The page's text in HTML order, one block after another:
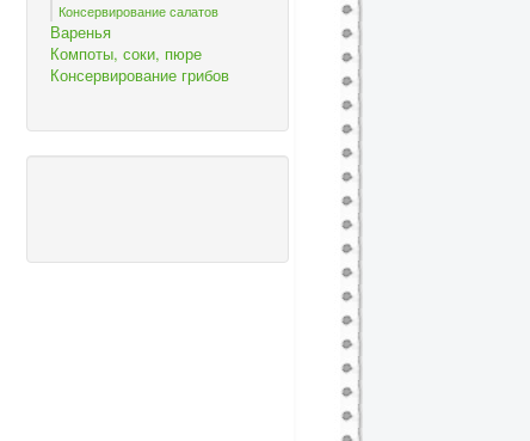
Консервирование салатов
Варенья
Компоты, соки, пюре
Консервирование грибов